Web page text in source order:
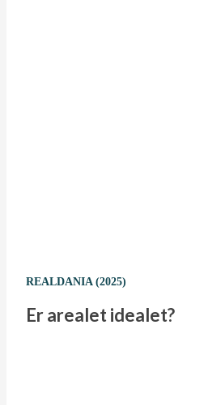
REALDANIA (2025)
Er arealet idealet?